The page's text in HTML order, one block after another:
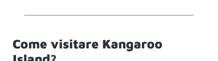
Come visitare Kangaroo